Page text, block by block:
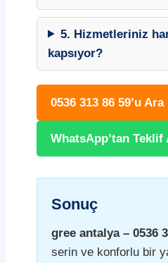
5. Hizmetleriniz
kapsıyor?
0536 313 86 59’u Ara
WhatsApp’tan Teklif
Sonuç
gree antalya – 0536
serin ve konforlu bir